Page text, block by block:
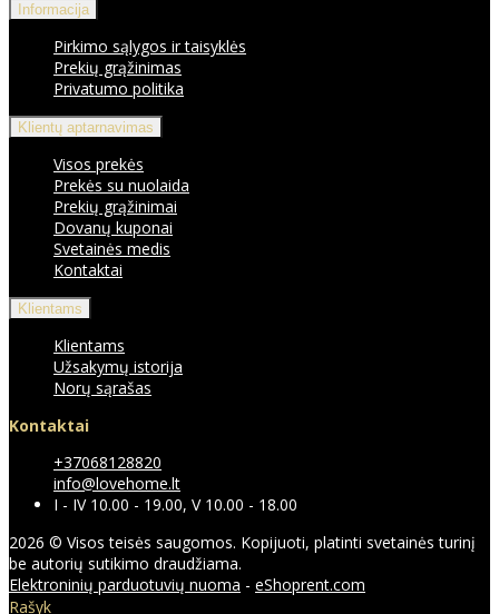
Informacija
Pirkimo sąlygos ir taisyklės
Prekių grąžinimas
Privatumo politika
Klientų aptarnavimas
Visos prekės
Prekės su nuolaida
Prekių grąžinimai
Dovanų kuponai
Svetainės medis
Kontaktai
Klientams
Klientams
Užsakymų istorija
Norų sąrašas
Kontaktai
+37068128820
info@lovehome.lt
I - IV 10.00 - 19.00, V 10.00 - 18.00
2026 © Visos teisės saugomos. Kopijuoti, platinti svetainės turinį
be autorių sutikimo draudžiama.
Elektroninių parduotuvių nuoma - eShoprent.com
Rašyk